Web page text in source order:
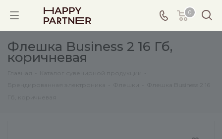
0
Флешка Business 2 16 Гб,
коричневая